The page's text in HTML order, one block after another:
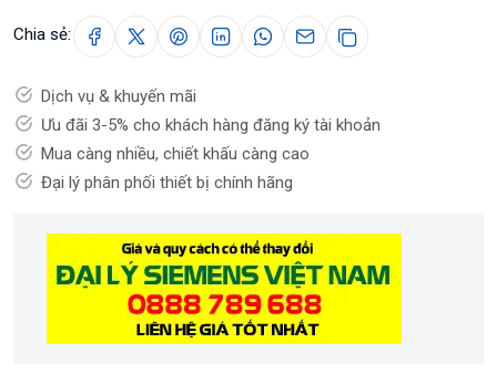
Chia sẻ:
Dịch vụ & khuyến mãi
Ưu đãi 3-5% cho khách hàng đăng ký tài khoản
Mua càng nhiều, chiết khấu càng cao
Đại lý phân phối thiết bị chính hãng